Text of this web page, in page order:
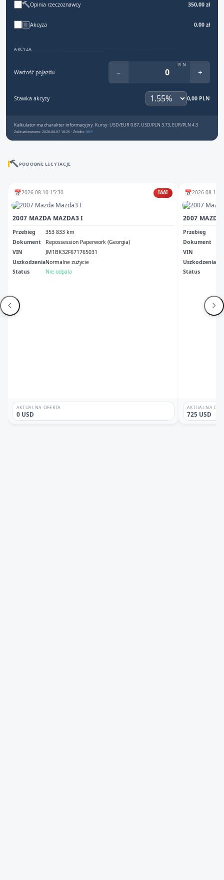
Opinia rzeczoznawcy 350,00 zł
Akcyza 0,00 zł
AKCYZA
Wartość pojazdu −
PLN
+
Stawka akcyzy 0,00 PLN
Kalkulator ma charakter informacyjny. Kursy: USD/EUR 0.87, USD/PLN 3.73, EUR/PLN 4.3
Zaktualizowano: 2026-08-07 18:25 · Źródło: NBP
PODOBNE LICYTACJE
📅2026-08-10 15:30 IAAI
2007 MAZDA MAZDA3 I
Przebieg
353 833 km
Dokument
Repossession Paperwork (Georgia)
VIN
JM1BK32F671765031
UszkodzeniaNormalne zużycie
Status
Nie odpala
AKTUALNA OFERTA
0 USD
📅2026-08-10
2007 MAZDA
Przebieg
Dokument
VIN
Uszkodzenia
Status
AKTUALNA
725 USD